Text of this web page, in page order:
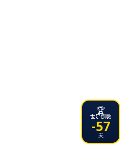
🏆
世足倒數
-57
天